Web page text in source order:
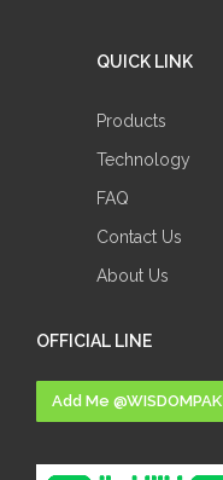
QUICK LINK
Products
Technology
FAQ
Contact Us
About Us
OFFICIAL LINE
Add Me @WISDOMPAK